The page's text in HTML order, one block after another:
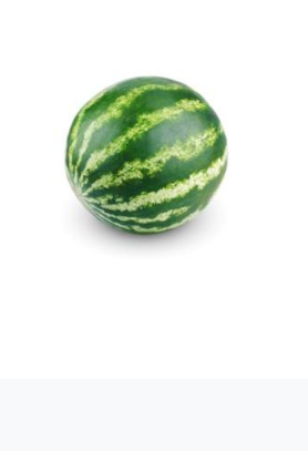
וירקות תוצרת הארץ, מהחקלאי
ומקצועי.